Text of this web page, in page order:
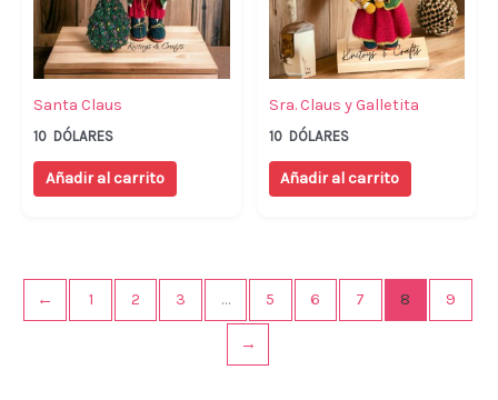
Santa Claus
10 DÓLARES
Añadir al carrito
Sra. Claus y Galletita
10 DÓLARES
Añadir al carrito
← 1 2 3 … 5 6 7 8 9
→